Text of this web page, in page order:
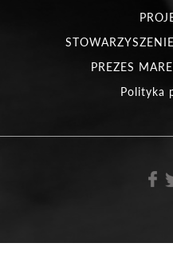
PREZES
Polityka